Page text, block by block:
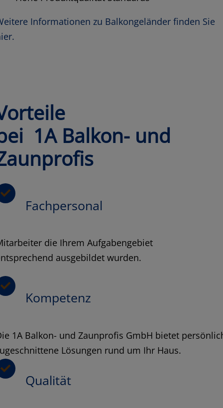
Informationen zu Balkongeländer finden Sie
1A Balkon- und
Fachpersonal
die Ihrem Aufgabengebiet
ausgebildet wurden.
Kompetenz
1A Balkon- und Zaunprofis GmbH bietet
Lösungen rund um Ihr Haus.
Qualität